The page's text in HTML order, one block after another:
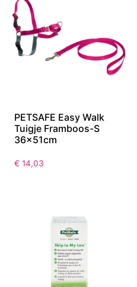
PETSAFE Easy Walk
Tuigje Framboos-S
36x51cm
€ 14,03